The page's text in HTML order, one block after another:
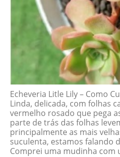
Echeveria Litle Lily – Como
Linda, delicada, com folhas
vermelho rosado que pega
parte de trás das folhas
principalmente as mais
suculenta, estamos falando
Comprei uma mudinha com